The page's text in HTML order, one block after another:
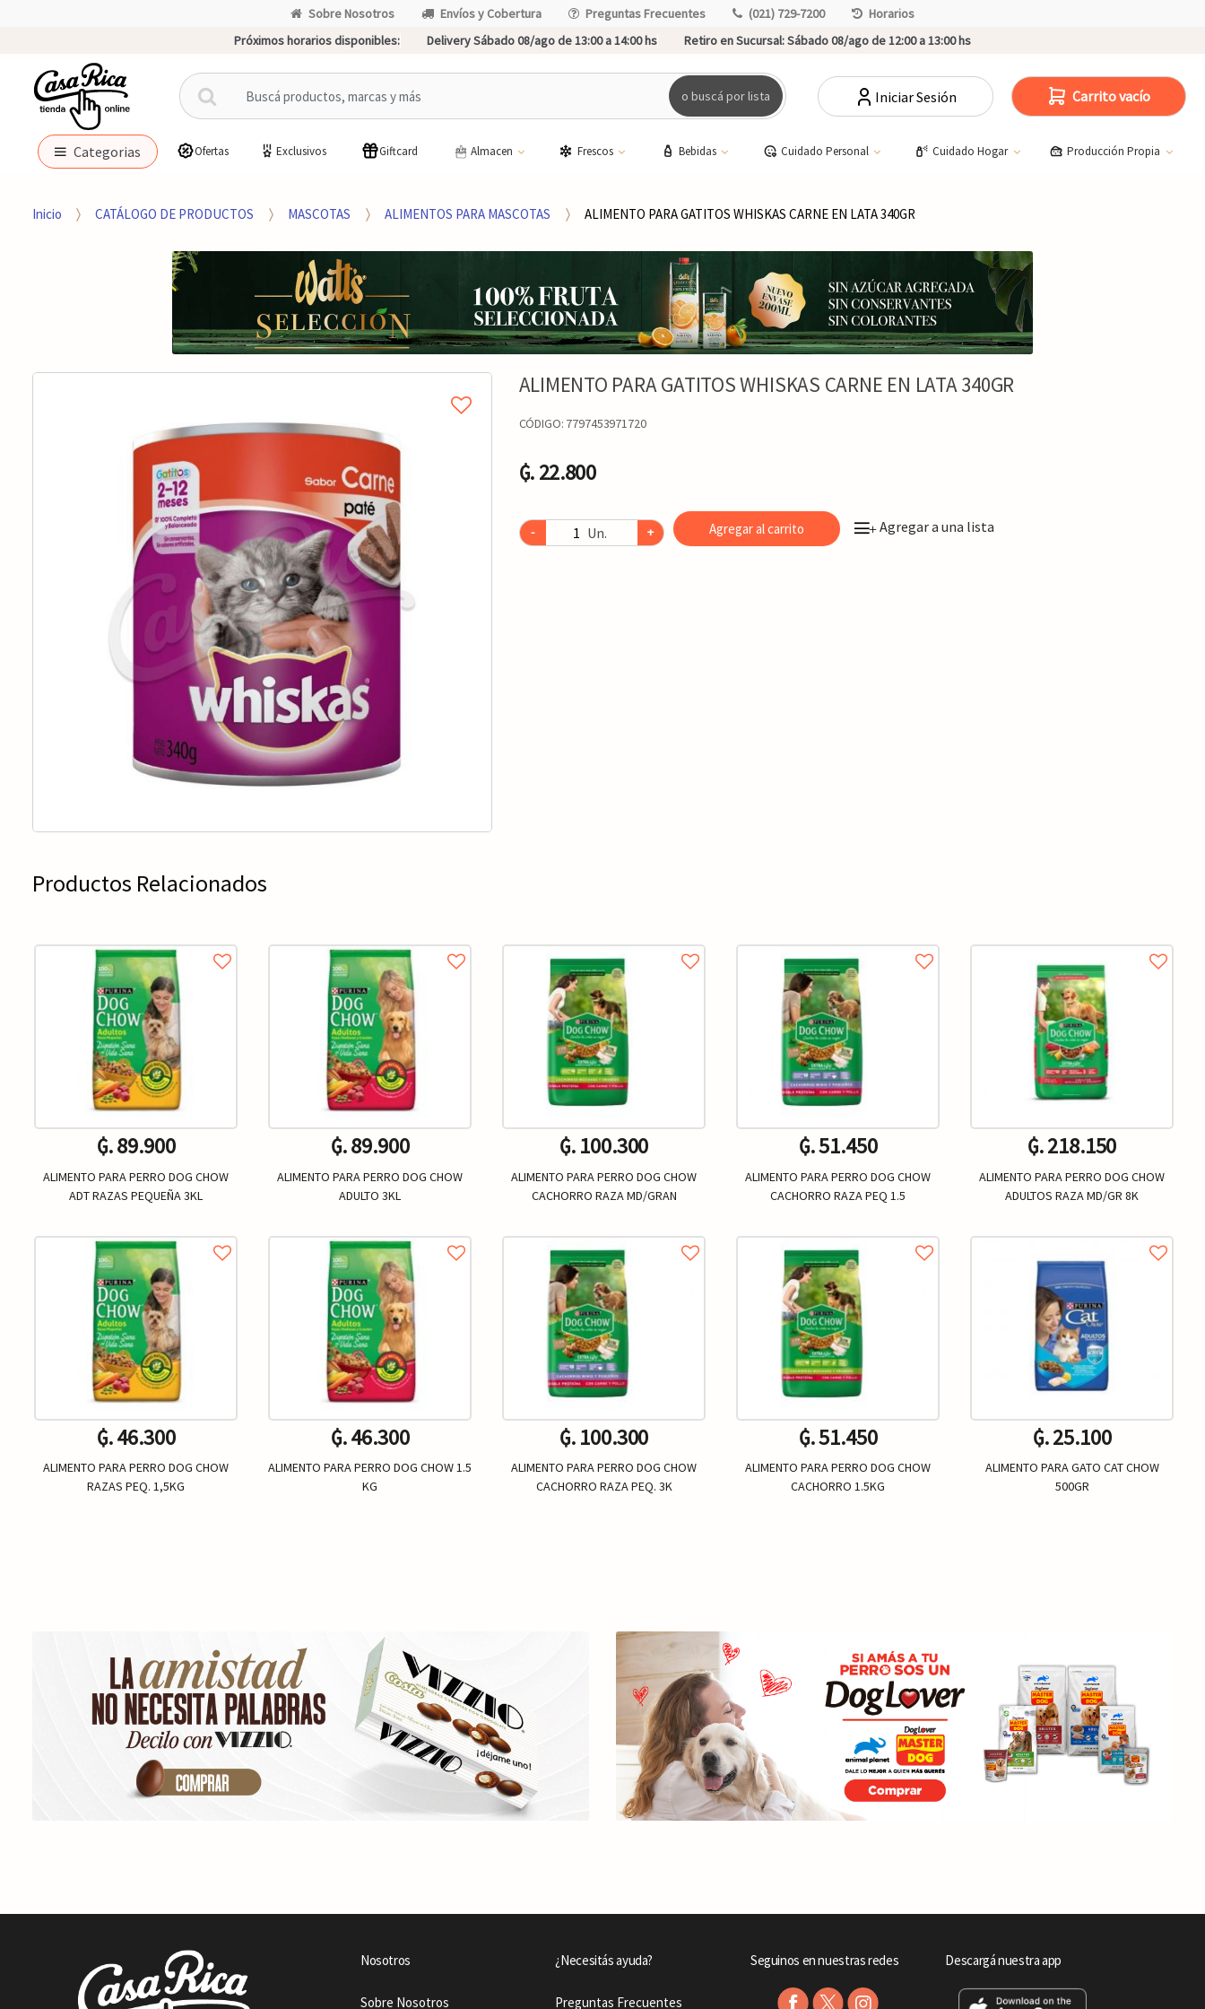
Sobre Nosotros Envíos y Cobertura Preguntas Frecuentes (021) 729-7200
Horarios
Próximos horarios disponibles:
Delivery Sábado 08/ago de 13:00 a 14:00 hs Retiro en Sucursal:Sábado 08/ago de 12:00 a 13:00 hs
B
u
c
p
r
:
o buscá por lista Iniciar Sesión Carrito vacío
Categorias Ofertas Exclusivos Giftcard Almacen Frescos Bebidas Cuidado Personal Cuidado Hogar Producción Propia
Inicio CATÁLOGO DE PRODUCTOS MASCOTAS ALIMENTOS PARA MASCOTAS ALIMENTO PARA GATITOS WHISKAS CARNE EN LATA 340GR
ALIMENTO PARA GATITOS WHISKAS CARNE EN LATA 340GR
CÓDIGO: 7797453971720
₲. 22.800
- Un. + Agregar al carrito +Agregar a una lista
Productos Relacionados
₲. 89.900
ALIMENTO PARA PERRO DOG CHOW
ADT RAZAS PEQUEÑA 3KL
₲. 46.300
ALIMENTO PARA PERRO DOG CHOW
RAZAS PEQ. 1,5KG
₲. 89.900
ALIMENTO PARA PERRO DOG CHOW
ADULTO 3KL
₲. 46.300
ALIMENTO PARA PERRO DOG CHOW 1.5
KG
₲. 100.300
ALIMENTO PARA PERRO DOG CHOW
CACHORRO RAZA MD/GRAN
₲. 100.300
ALIMENTO PARA PERRO DOG CHOW
CACHORRO RAZA PEQ. 3K
₲. 51.450
ALIMENTO PARA PERRO DOG CHOW
CACHORRO RAZA PEQ 1.5
₲. 51.450
ALIMENTO PARA PERRO DOG CHOW
CACHORRO 1.5KG
₲. 218.150
ALIMENTO PARA PERRO DOG CHOW
ADULTOS RAZA MD/GR 8K
₲. 25.100
ALIMENTO PARA GATO CAT CHOW
500GR
Nosotros
Sobre Nosotros
¿Necesitás ayuda?
Preguntas Frecuentes
Seguinos en nuestras redes Descargá nuestra app